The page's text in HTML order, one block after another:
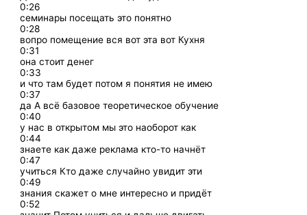
0:26
семинары посещать это понятно
0:28
вопро помещение вся вот эта вот Кухня
0:31
она стоит денег
0:33
и что там будет потом я понятия не имею
0:37
да А всё базовое теоретическое обучение
0:40
у нас в открытом мы это наоборот как
0:44
знаете как даже реклама кто-то начнёт
0:47
учиться Кто даже случайно увидит эти
0:49
знания скажет о мне интересно и придёт
0:52